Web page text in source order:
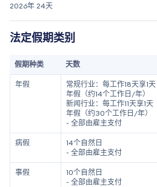
2026年 24天
法定假期类别
假期种类 天数
年假
常规行业：每工作18天享1天
年假（约14个工作日/年）
新闻行业：每工作11天享1天
年假（约30个工作日/年）
- 全部由雇主支付
病假
14个自然日
- 全部由雇主支付
事假
10个自然日
- 全部由雇主支付